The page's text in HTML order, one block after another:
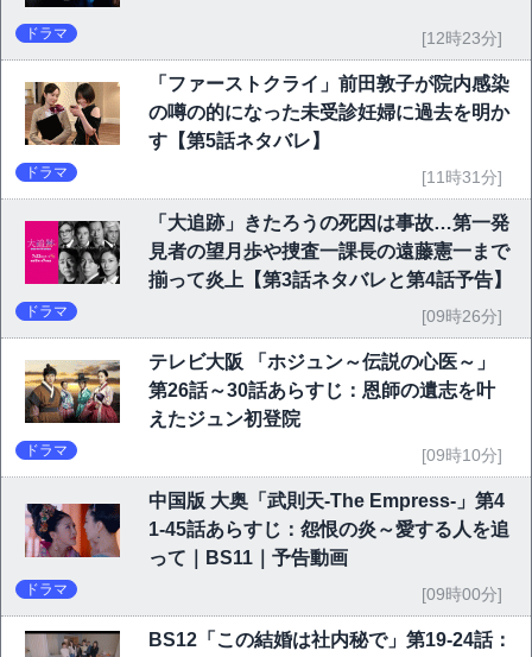
ドラマ [12時23分]
「ファーストクライ」前田敦子が院内感染
の噂の的になった未受診妊婦に過去を明か
す【第5話ネタバレ】
ドラマ [11時31分]
「大追跡」きたろうの死因は事故…第一発
見者の望月歩や捜査一課長の遠藤憲一まで
揃って炎上【第3話ネタバレと第4話予告】
ドラマ [09時26分]
テレビ大阪 「ホジュン～伝説の心医～」
第26話～30話あらすじ：恩師の遺志を叶
えたジュン初登院
ドラマ [09時10分]
中国版 大奥「武則天-The Empress-」第4
1-45話あらすじ：怨恨の炎～愛する人を追
って｜BS11｜予告動画
ドラマ [09時00分]
BS12「この結婚は社内秘で」第19-24話：